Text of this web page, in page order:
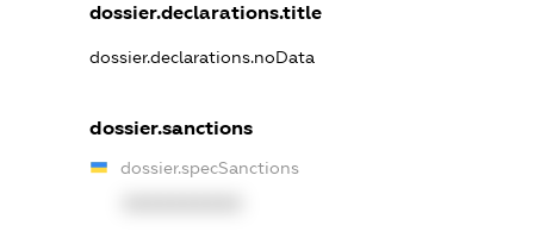
dossier.declarations.title
dossier.declarations.noData
dossier.sanctions
dossier.specSanctions